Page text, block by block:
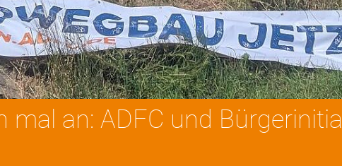
mal an: ADFC und